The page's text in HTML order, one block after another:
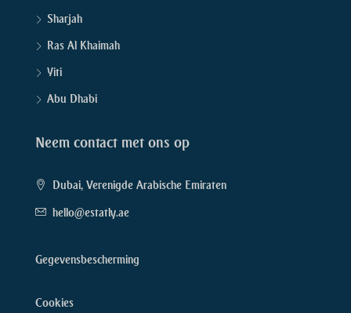
Sharjah
Ras Al Khaimah
Yiti
Abu Dhabi
Neem contact met ons op
Dubai, Verenigde Arabische Emiraten
hello@estatly.ae
Gegevensbescherming
Cookies